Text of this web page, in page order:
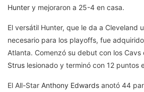
Hunter y mejoraron a 25-4 en casa.
El versátil Hunter, que le da a Cleveland
necesario para los playoffs, fue
Atlanta. Comenzó su debut con los Cavs
Strus lesionado y terminó con 12 puntos
El All-Star Anthony Edwards anotó 44